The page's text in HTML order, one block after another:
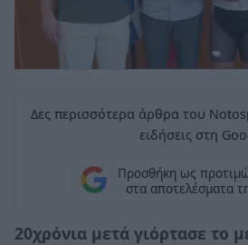
Δες περισσότερα άρθρα του
ειδήσεις στη
Προσθήκη ως
στα αποτελέσματα
20χρόνια μετά γιόρτασε το